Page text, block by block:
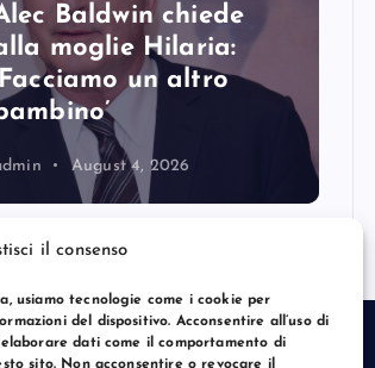
il consenso
usiamo tecnologie come i cookie per
del dispositivo. Acconsentire all’uso di
dati come il comportamento di
sito. Non acconsentire o revocare il
Baldwin chiede
moglie Hilaria:
un altro
August 4, 2026